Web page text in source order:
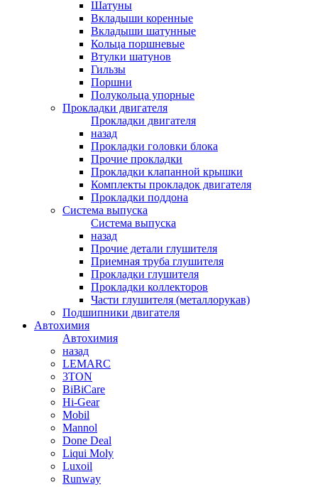
Шатуны
Вкладыши коренные
Вкладыши шатунные
Кольца поршневые
Втулки шатунов
Гильзы
Поршни
Полукольца упорные
Прокладки двигателя
Прокладки двигателя
назад
Прокладки головки блока
Прочие прокладки
Прокладки клапанной крышки
Комплекты прокладок двигателя
Прокладки поддона
Система выпуска
Система выпуска
назад
Прочие детали глушителя
Приемная труба глушителя
Прокладки глушителя
Прокладки коллекторов
Части глушителя (металлорукав)
Подшипники двигателя
Автохимия
Автохимия
назад
LEMARC
3TON
BiBiCare
Hi-Gear
Mobil
Mannol
Done Deal
Liqui Moly
Luxoil
Runway